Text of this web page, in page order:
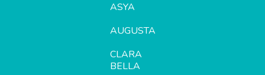
ASYA
AUGUSTA
CLARA
BELLA